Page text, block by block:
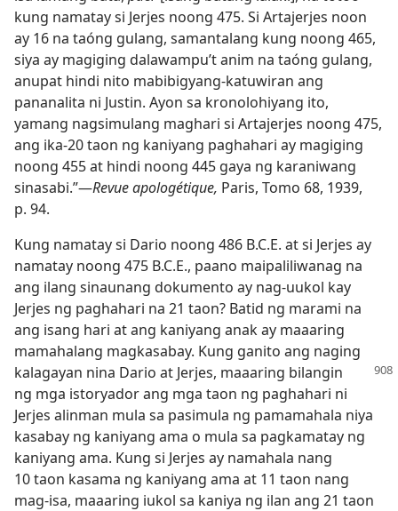
kung namatay si Jerjes noong 475. Si Artajerjes noon
ay 16 na taóng gulang, samantalang kung noong 465,
siya ay magiging dalawampu’t anim na taóng gulang,
anupat hindi nito mabibigyang-katuwiran ang
pananalita ni Justin. Ayon sa kronolohiyang ito,
yamang nagsimulang maghari si Artajerjes noong 475,
ang ika-20 taon ng kaniyang paghahari ay magiging
noong 455 at hindi noong 445 gaya ng karaniwang
sinasabi.”​—Revue apologétique, Paris, Tomo 68, 1939,
p. 94.
Kung namatay si Dario noong 486 B.C.E. at si Jerjes ay
namatay noong 475 B.C.E., paano maipaliliwanag na
ang ilang sinaunang dokumento ay nag-uukol kay
Jerjes ng paghahari na 21 taon? Batid ng marami na
ang isang hari at ang kaniyang anak ay maaaring
mamahalang magkasabay. Kung ganito ang naging
kalagayan nina Dario at Jerjes, maaaring bilangin
ng mga istoryador ang mga taon ng paghahari ni
Jerjes alinman mula sa pasimula ng pamamahala niya
kasabay ng kaniyang ama o mula sa pagkamatay ng
kaniyang ama. Kung si Jerjes ay namahala nang
10 taon kasama ng kaniyang ama at 11 taon nang
mag-isa, maaaring iukol sa kaniya ng ilan ang 21 taon